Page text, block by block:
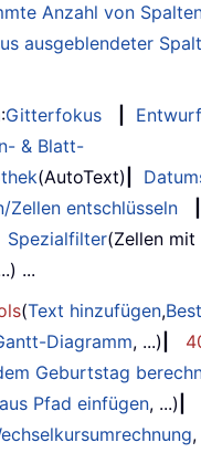
Anzahl von
ausgeblendeter
:Gitterfokus
Entwurf
& Blatt-
(AutoText)
Zellen entschlüsseln
Spezialfilter(Zellen
...
(Text hinzufügen,
Diagramm, ...)
Geburtstag
Pfad einfügen, ...)